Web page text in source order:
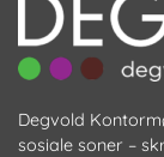
Degvold
sosiale soner –